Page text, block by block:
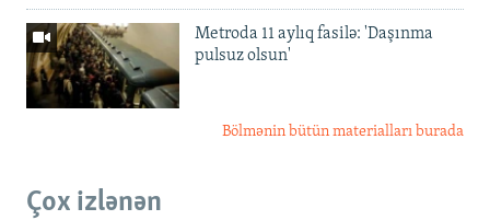
Metroda 11 aylıq fasilə: 'Daşınma
pulsuz olsun'
Bölmənin bütün materialları burada
Çox izlənən